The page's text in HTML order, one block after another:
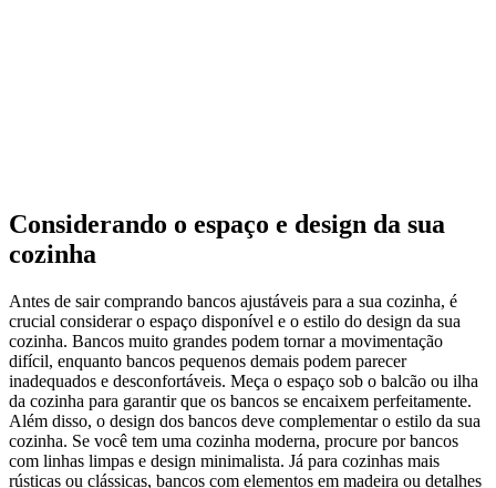
Considerando o espaço e design da sua
cozinha
Antes de sair comprando bancos ajustáveis para a sua cozinha, é
crucial considerar o espaço disponível e o estilo do design da sua
cozinha. Bancos muito grandes podem tornar a movimentação
difícil, enquanto bancos pequenos demais podem parecer
inadequados e desconfortáveis. Meça o espaço sob o balcão ou ilha
da cozinha para garantir que os bancos se encaixem perfeitamente.
Além disso, o design dos bancos deve complementar o estilo da sua
cozinha. Se você tem uma cozinha moderna, procure por bancos
com linhas limpas e design minimalista. Já para cozinhas mais
rústicas ou clássicas, bancos com elementos em madeira ou detalhes